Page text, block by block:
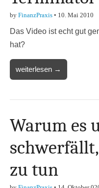
by FinanzPraxis • 10. Mai 2010
Das Video ist echt gut
hat?
weiterlesen →
Warum es
zu tun